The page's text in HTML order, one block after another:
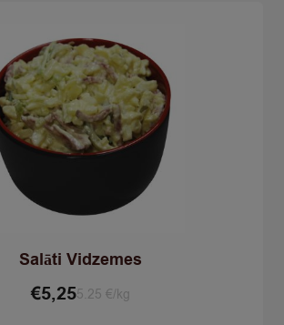
Salāti Vidzemes
€5,255.25 €/kg